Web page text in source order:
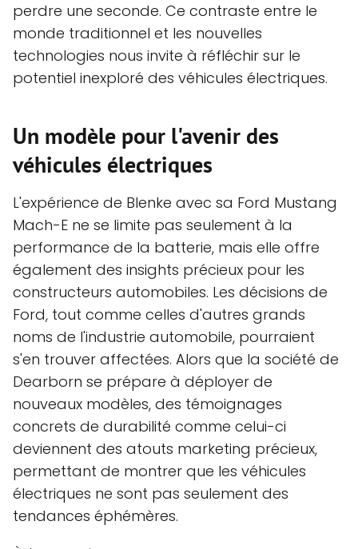
perdre une seconde. Ce contraste entre le
monde traditionnel et les nouvelles
technologies nous invite à réfléchir sur le
potentiel inexploré des véhicules électriques.
Un modèle pour l'avenir des
véhicules électriques
L'expérience de Blenke avec sa Ford Mustang
Mach-E ne se limite pas seulement à la
performance de la batterie, mais elle offre
également des insights précieux pour les
constructeurs automobiles. Les décisions de
Ford, tout comme celles d'autres grands
noms de l'industrie automobile, pourraient
s'en trouver affectées. Alors que la société de
Dearborn se prépare à déployer de
nouveaux modèles, des témoignages
concrets de durabilité comme celui-ci
deviennent des atouts marketing précieux,
permettant de montrer que les véhicules
électriques ne sont pas seulement des
tendances éphémères.